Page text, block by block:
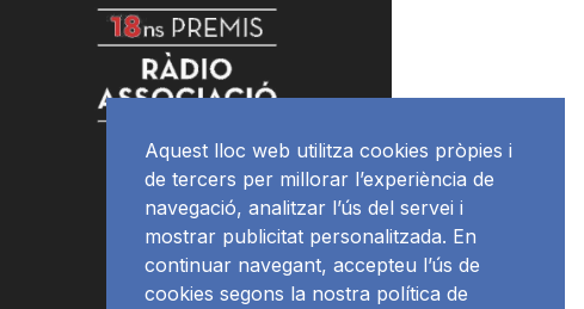
Aquest lloc web utilitza cookies pròpies i
de tercers per millorar l’experiència de
navegació, analitzar l’ús del servei i
mostrar publicitat personalitzada. En
continuar navegant, accepteu l’ús de
cookies segons la nostra política de